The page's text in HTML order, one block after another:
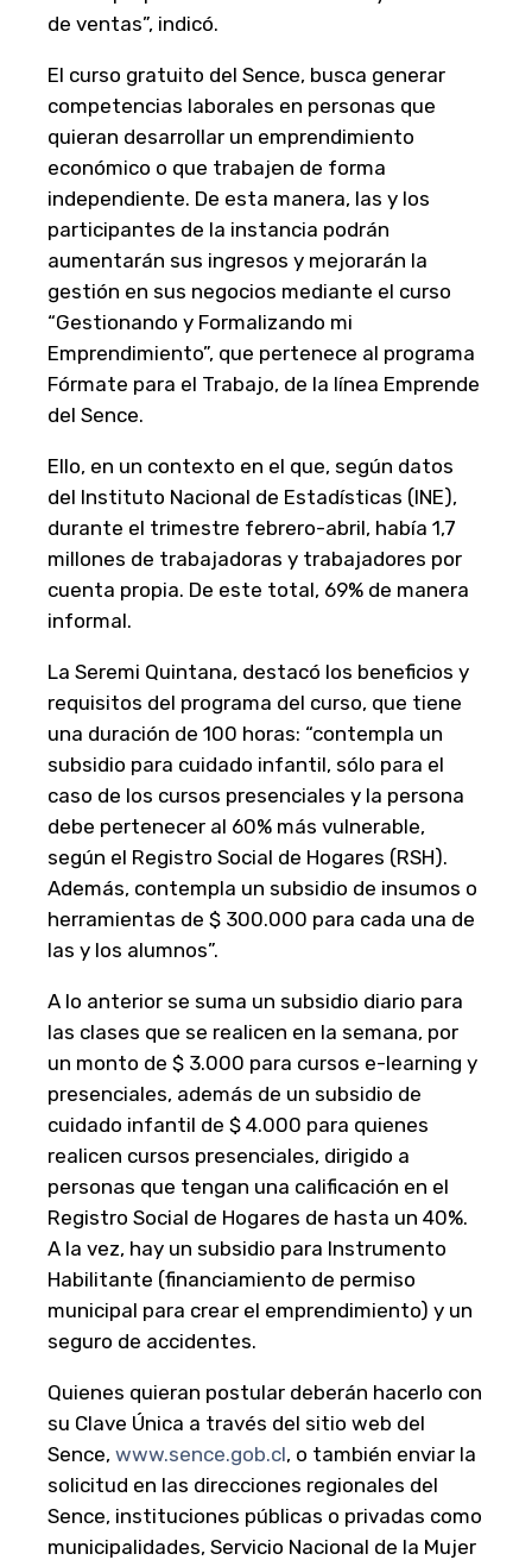
de ventas”, indicó.
El curso gratuito del Sence, busca generar
competencias laborales en personas que
quieran desarrollar un emprendimiento
económico o que trabajen de forma
independiente. De esta manera, las y los
participantes de la instancia podrán
aumentarán sus ingresos y mejorarán la
gestión en sus negocios mediante el curso
“Gestionando y Formalizando mi
Emprendimiento”, que pertenece al programa
Fórmate para el Trabajo, de la línea Emprende
del Sence.
Ello, en un contexto en el que, según datos
del Instituto Nacional de Estadísticas (INE),
durante el trimestre febrero-abril, había 1,7
millones de trabajadoras y trabajadores por
cuenta propia. De este total, 69% de manera
informal.
La Seremi Quintana, destacó los beneficios y
requisitos del programa del curso, que tiene
una duración de 100 horas: “contempla un
subsidio para cuidado infantil, sólo para el
caso de los cursos presenciales y la persona
debe pertenecer al 60% más vulnerable,
según el Registro Social de Hogares (RSH).
Además, contempla un subsidio de insumos o
herramientas de $ 300.000 para cada una de
las y los alumnos”.
A lo anterior se suma un subsidio diario para
las clases que se realicen en la semana, por
un monto de $ 3.000 para cursos e-learning y
presenciales, además de un subsidio de
cuidado infantil de $ 4.000 para quienes
realicen cursos presenciales, dirigido a
personas que tengan una calificación en el
Registro Social de Hogares de hasta un 40%.
A la vez, hay un subsidio para Instrumento
Habilitante (financiamiento de permiso
municipal para crear el emprendimiento) y un
seguro de accidentes.
Quienes quieran postular deberán hacerlo con
su Clave Única a través del sitio web del
Sence, www.sence.gob.cl, o también enviar la
solicitud en las direcciones regionales del
Sence, instituciones públicas o privadas como
municipalidades, Servicio Nacional de la Mujer